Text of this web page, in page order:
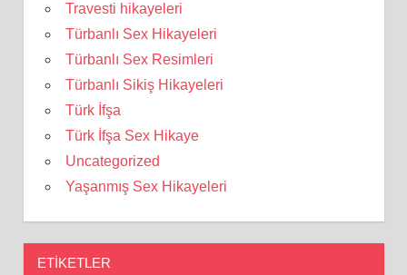
Travesti hikayeleri
Türbanlı Sex Hikayeleri
Türbanlı Sex Resimleri
Türbanlı Sikiş Hikayeleri
Türk İfşa
Türk İfşa Sex Hikaye
Uncategorized
Yaşanmış Sex Hikayeleri
ETIKETLER